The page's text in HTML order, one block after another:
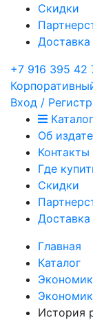
Скидки
Доставка
+7 916 395 42
Вход /
Каталог
Об
Контакты
Где
Скидки
Доставка
Главная
Каталог
История